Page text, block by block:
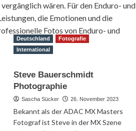
wären. Für den Enduro- und
die Emotionen und die
Fotos von Enduro- und
Deutschland
Fotografie
International
Steve Bauerschmidt
Photographie
Sascha Sücker 26. November 2023
Bekannt als der ADAC MX Masters
Fotograf ist Steve in der MX Szene